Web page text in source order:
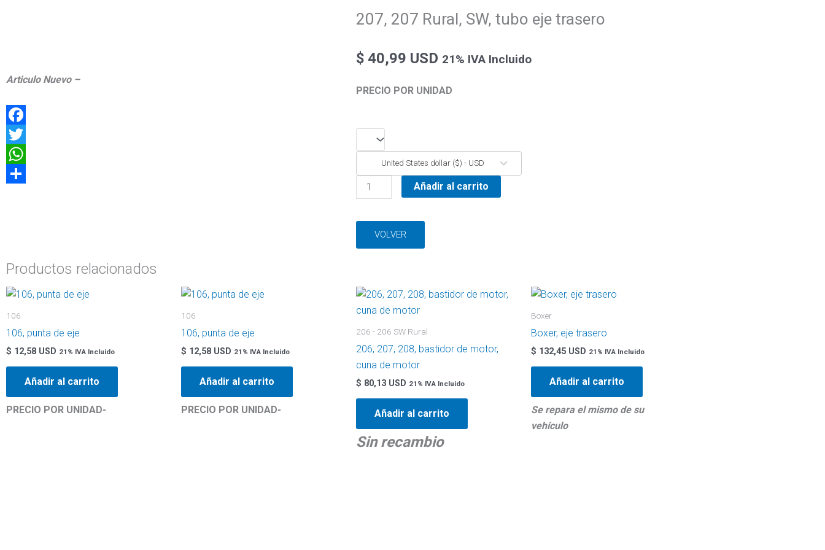
Articulo Nuevo –
Facebook
Twitter
WhatsApp
207, 207 Rural, SW, tubo eje trasero
$ 40,99 USD 21% IVA Incluido
PRECIO POR UNIDAD
United States dollar ($) - USD
207
SW,
tubo
trasero
cantidad
Añadir al carrito
VOLVER
Productos relacionados
106
106, punta de eje
$ 12,58 USD 21% IVA Incluido
Añadir al carrito
PRECIO POR UNIDAD-
106
106, punta de eje
$ 12,58 USD 21% IVA Incluido
Añadir al carrito
PRECIO POR UNIDAD-
206 - 206 SW Rural
206, 207, 208, bastidor de motor,
cuna de motor
$ 80,13 USD 21% IVA Incluido
Añadir al carrito
Sin recambio
Boxer
Boxer, eje trasero
$ 132,45 USD 21% IVA Incluido
Añadir al carrito
Se repara el mismo de su
vehículo